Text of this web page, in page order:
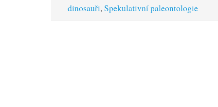
dinosauři,Spekulativní paleontologie